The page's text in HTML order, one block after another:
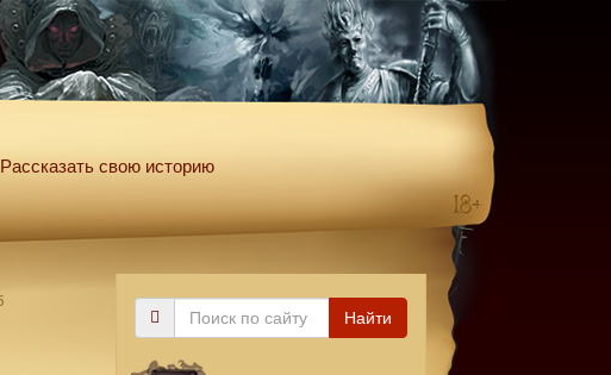
Рассказать свою историю
Поиск
Найти